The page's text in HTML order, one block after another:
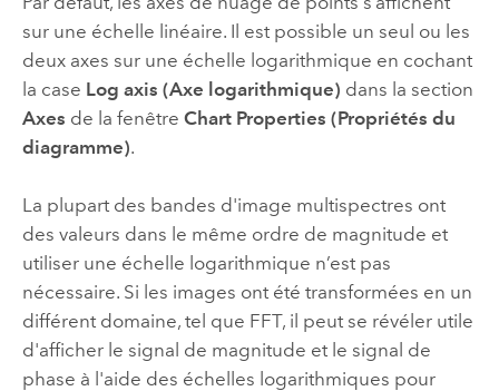
sur une échelle linéaire. Il est possible un seul ou les
deux axes sur une échelle logarithmique en cochant
la case Log axis (Axe logarithmique) dans la section
Axes de la fenêtre Chart Properties (Propriétés du
diagramme).
La plupart des bandes d'image multispectres ont
des valeurs dans le même ordre de magnitude et
utiliser une échelle logarithmique n’est pas
nécessaire. Si les images ont été transformées en un
différent domaine, tel que FFT, il peut se révéler utile
d'afficher le signal de magnitude et le signal de
phase à l'aide des échelles logarithmiques pour